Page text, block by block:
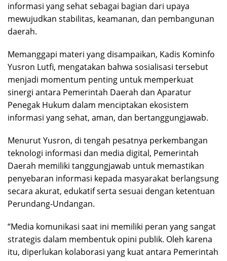
informasi yang sehat sebagai bagian dari upaya
mewujudkan stabilitas, keamanan, dan pembangunan
daerah.
Memanggapi materi yang disampaikan, Kadis Kominfo
Yusron Lutfi, mengatakan bahwa sosialisasi tersebut
menjadi momentum penting untuk memperkuat
sinergi antara Pemerintah Daerah dan Aparatur
Penegak Hukum dalam menciptakan ekosistem
informasi yang sehat, aman, dan bertanggungjawab.
Menurut Yusron, di tengah pesatnya perkembangan
teknologi informasi dan media digital, Pemerintah
Daerah memiliki tanggungjawab untuk memastikan
penyebaran informasi kepada masyarakat berlangsung
secara akurat, edukatif serta sesuai dengan ketentuan
Perundang-Undangan.
“Media komunikasi saat ini memiliki peran yang sangat
strategis dalam membentuk opini publik. Oleh karena
itu, diperlukan kolaborasi yang kuat antara Pemerintah